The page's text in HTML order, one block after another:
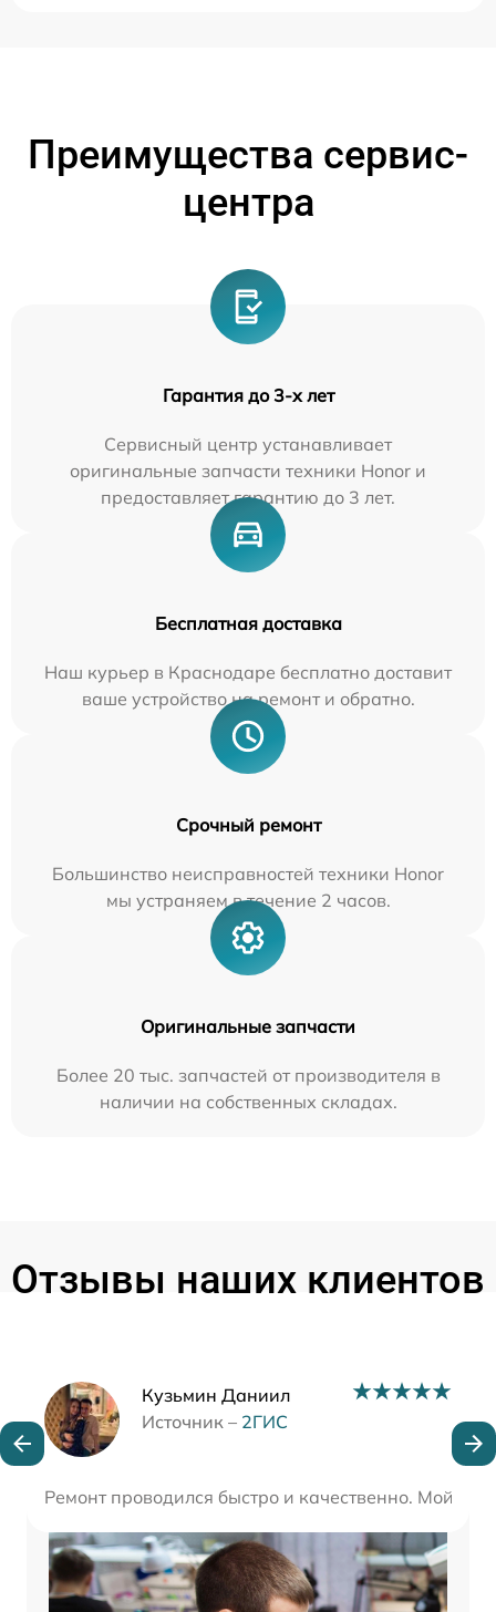
Преимущества сервис-
центра
Гарантия до 3-х лет
Сервисный центр устанавливает
оригинальные запчасти техники Honor и
предоставляет гарантию до 3 лет.
Бесплатная доставка
Наш курьер в Краснодаре бесплатно доставит
ваше устройство на ремонт и обратно.
Срочный ремонт
Большинство неисправностей техники Honor
мы устраняем в течение 2 часов.
Оригинальные запчасти
Более 20 тыс. запчастей от производителя в
наличии на собственных складах.
Отзывы наших клиентов
Кузьмин Даниил
Источник – 2ГИС
Ремонт проводился быстро и качественно. Мой
Наши мастера